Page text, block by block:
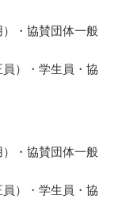
・協賛団体一般
）・学生員・協
・協賛団体一般
）・学生員・協